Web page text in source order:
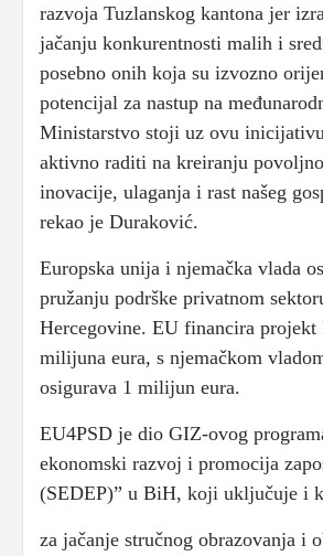
razvoja Tuzlanskog kantona jer
jačanju konkurentnosti malih i
posebno onih koja su izvozno
potencijal za nastup na
Ministarstvo stoji uz ovu
aktivno raditi na kreiranju
inovacije, ulaganja i rast našeg
rekao je Duraković.
Europska unija i njemačka vlada
pružanju podrške privatnom
Hercegovine. EU financira projekt
milijuna eura, s njemačkom
osigurava 1 milijun eura.
EU4PSD je dio GIZ-ovog
ekonomski razvoj i promocija
(SEDEP)” u BiH, koji uključuje i
za jačanje stručnog obrazovanja i